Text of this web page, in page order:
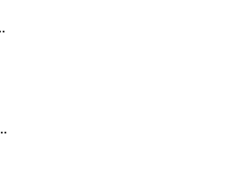
ثورات
عباس لم